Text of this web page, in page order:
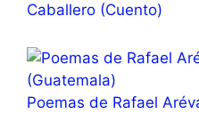
Caballero (Cuento)
Poemas de Rafael